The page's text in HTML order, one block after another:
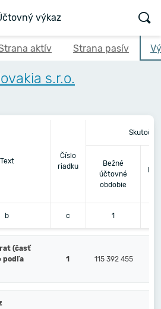
výkaz
aktív Strana pasív
s.r.o.
Text
Číslo
riadku
Bežné
účtovné
obdobie
b c 1
(časť
podľa
1 115 392 455